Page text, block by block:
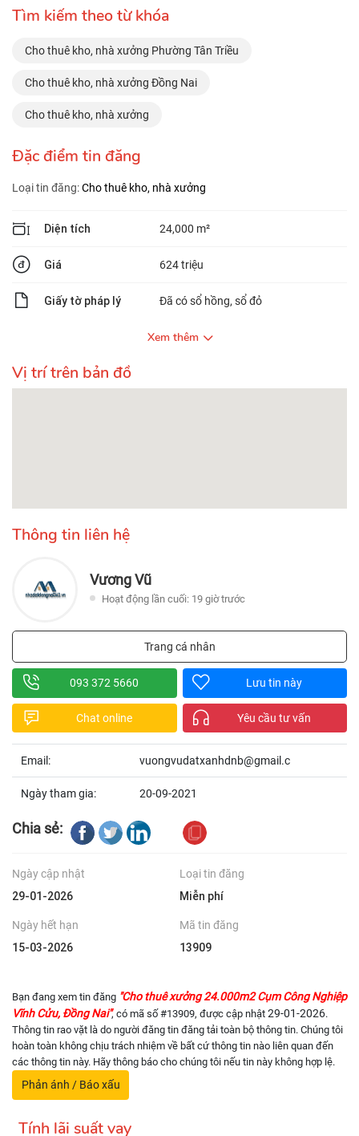
Tìm kiếm theo từ khóa
Cho thuê kho, nhà xưởng Phường Tân Triều
Cho thuê kho, nhà xưởng Đồng Nai
Cho thuê kho, nhà xưởng
Đặc điểm tin đăng
Loại tin đăng:Cho thuê kho, nhà xưởng
Diện tích 24,000 m²
Giá 624 triệu
Giấy tờ pháp lý Đã có sổ hồng, sổ đỏ
Xem thêm
Vị trí trên bản đồ
Thông tin liên hệ
Vương Vũ
Hoạt động lần cuối: 19 giờ trước
Trang cá nhân
093 372 5660 Lưu tin này
Chat online Yêu cầu tư vấn
Email: vuongvudatxanhdnb@gmail.c
Ngày tham gia: 20-09-2021
Chia sẻ:
Ngày cập nhật
29-01-2026
Loại tin đăng
Miễn phí
Ngày hết hạn
15-03-2026
Mã tin đăng
13909
Bạn đang xem tin đăng "Cho thuê xưởng 24.000m2 Cụm Công Nghiệp
Vĩnh Cửu, Đồng Nai", có mã số #13909, được cập nhật 29-01-2026.
Thông tin rao vặt là do người đăng tin đăng tải toàn bộ thông tin. Chúng tôi
hoàn toàn không chịu trách nhiệm về bất cứ thông tin nào liên quan đến
các thông tin này. Hãy thông báo cho chúng tôi nếu tin này không hợp lệ.
Phản ánh / Báo xấu
Tính lãi suất vay